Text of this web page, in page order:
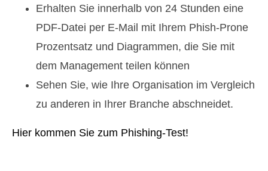
Erhalten Sie innerhalb von 24 Stunden eine
PDF-Datei per E-Mail mit Ihrem Phish-Prone
Prozentsatz und Diagrammen, die Sie mit
dem Management teilen können
Sehen Sie, wie Ihre Organisation im Vergleich
zu anderen in Ihrer Branche abschneidet.
Hier kommen Sie zum Phishing-Test!